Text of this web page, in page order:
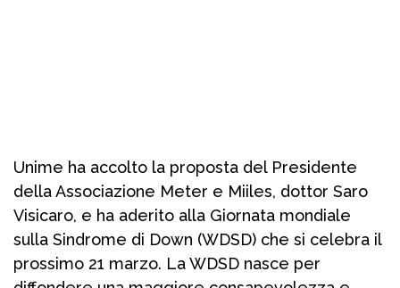
Unime ha accolto la proposta del Presidente
della Associazione Meter e Miiles, dottor Saro
Visicaro, e ha aderito alla Giornata mondiale
sulla Sindrome di Down (WDSD) che si celebra il
prossimo 21 marzo. La WDSD nasce per